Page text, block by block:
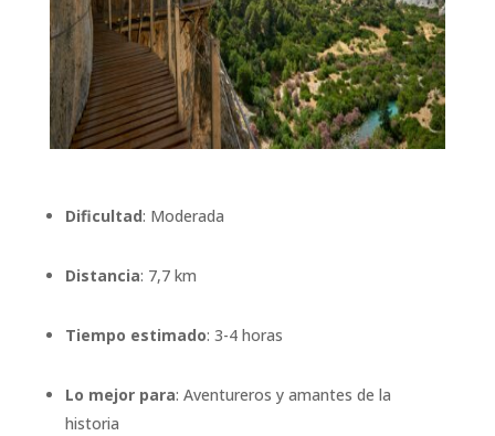
Dificultad: Moderada
Distancia: 7,7 km
Tiempo estimado: 3-4 horas
Lo mejor para: Aventureros y amantes de la
historia